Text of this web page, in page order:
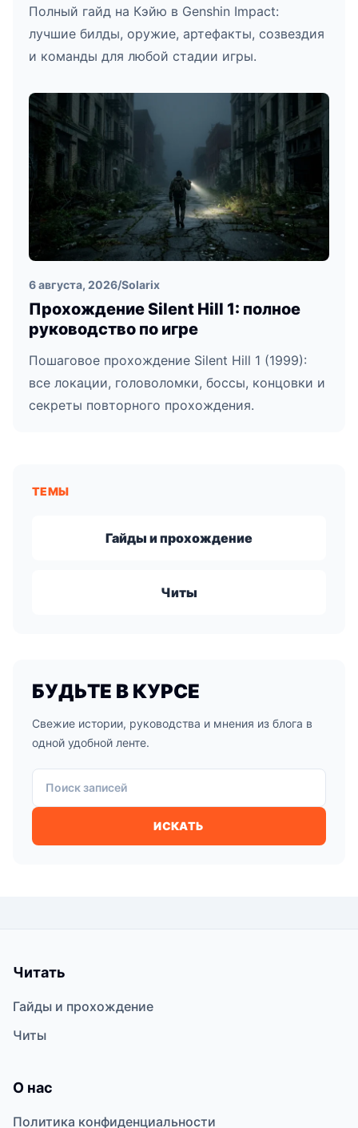
Полный гайд на Кэйю в Genshin Impact:
лучшие билды, оружие, артефакты, созвездия
и команды для любой стадии игры.
6 августа, 2026/Solarix
Прохождение Silent Hill 1: полное
руководство по игре
Пошаговое прохождение Silent Hill 1 (1999):
все локации, головоломки, боссы, концовки и
секреты повторного прохождения.
ТЕМЫ
Гайды и прохождение
Читы
БУДЬТЕ В КУРСЕ
Свежие истории, руководства и мнения из блога в
одной удобной ленте.
Поиск записей
ИСКАТЬ
Читать
Гайды и прохождение
Читы
О нас
Политика конфиденциальности